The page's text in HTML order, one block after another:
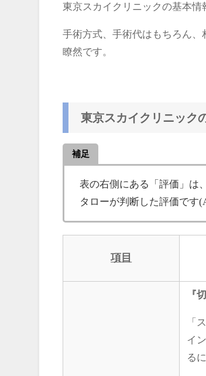
東京スカイクリニックの基本情
手術方式、手術代はもちろん
瞭然です。
東京スカイクリニック
補足
表の右側にある「評価」は
タローが判断した評価です
項目
『
「
イ
る